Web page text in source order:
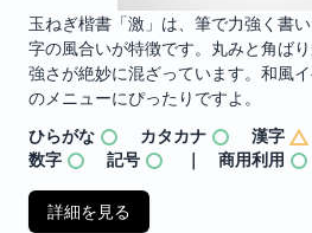
玉ねぎ楷書「激」は、筆で力強く書
字の風合いが特徴です。丸みと角ば
強さが絶妙に混ざっています。和風
のメニューにぴったりですよ。
ひらがな
カタカナ 漢字
数字
記号 ｜ 商用利用
詳細を見る